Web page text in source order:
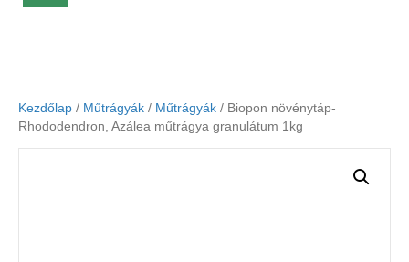
Kezdőlap / Műtrágyák / Műtrágyák / Biopon növénytáp-
Rhododendron, Azálea műtrágya granulátum 1kg